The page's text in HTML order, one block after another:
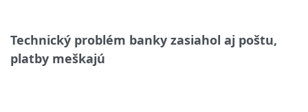
Technický problém banky zasiahol aj poštu,
platby meškajú